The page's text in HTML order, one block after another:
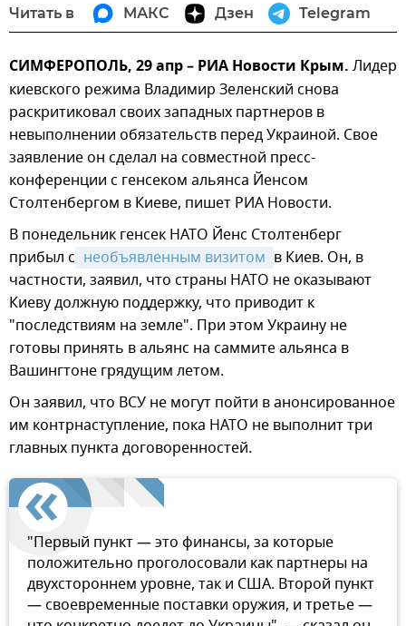
Читать в МАКС Дзен Telegram
СИМФЕРОПОЛЬ, 29 апр – РИА Новости Крым. Лидер
киевского режима Владимир Зеленский снова
раскритиковал своих западных партнеров в
невыполнении обязательств перед Украиной. Свое
заявление он сделал на совместной пресс-
конференции с генсеком альянса Йенсом
Столтенбергом в Киеве, пишет РИА Новости.
В понедельник генсек НАТО Йенс Столтенберг
прибыл с необъявленным визитом в Киев. Он, в
частности, заявил, что страны НАТО не оказывают
Киеву должную поддержку, что приводит к
"последствиям на земле". При этом Украину не
готовы принять в альянс на саммите альянса в
Вашингтоне грядущим летом.
Он заявил, что ВСУ не могут пойти в анонсированное
им контрнаступление, пока НАТО не выполнит три
главных пункта договоренностей.
"Первый пункт — это финансы, за которые
положительно проголосовали как партнеры на
двухстороннем уровне, так и США. Второй пункт
— своевременные поставки оружия, и третье —